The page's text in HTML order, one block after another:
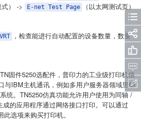
） -> E-net Test Page （以太网测试页）
，检查能进行自动配置的设备数量，数量
固件5250选配件，普印力的工业级打印机借
与IBM主机通讯，例如多用户服务器领域里畅
统。TN5250仿真功能允许用户使用为同轴 /
的应用程序通过网络接口打印。可以通过
选项来购买打印机。